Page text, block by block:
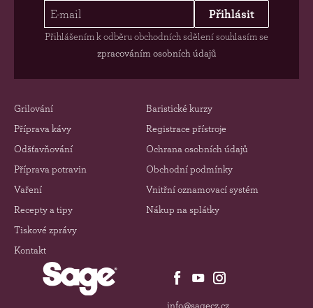
Přihlásit
Přihlášením k odběru obchodních sdělení souhlasím se
zpracováním osobních údajů
Grilování
Příprava kávy
Odšťavňování
Příprava potravin
Vaření
Recepty a tipy
Tiskové zprávy
Kontakt
Baristické kurzy
Registrace přístroje
Ochrana osobních údajů
Obchodní podmínky
Vnitřní oznamovací systém
Nákup na splátky
info@sagecz.cz